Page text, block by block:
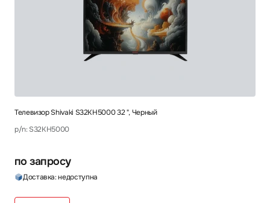
Телевизор Shivaki S32KH5000 32 ", Черный
p/n: S32KH5000
по запросу
Доставка: недоступна